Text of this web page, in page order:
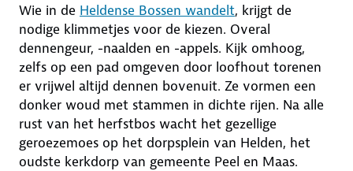
Wie in de Heldense Bossen wandelt, krijgt de
nodige klimmetjes voor de kiezen. Overal
dennengeur, -naalden en -appels. Kijk omhoog,
zelfs op een pad omgeven door loofhout torenen
er vrijwel altijd dennen bovenuit. Ze vormen een
donker woud met stammen in dichte rijen. Na alle
rust van het herfstbos wacht het gezellige
geroezemoes op het dorpsplein van Helden, het
oudste kerkdorp van gemeente Peel en Maas.